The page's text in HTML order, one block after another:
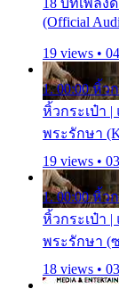
(Official
19 views •
1. 00:00 หิ้ว
หิ้วกระเป๋า |
พระรักษา
19 views •
1. 00:00 หิ้ว
หิ้วกระเป๋า |
พระรักษา (
18 views •